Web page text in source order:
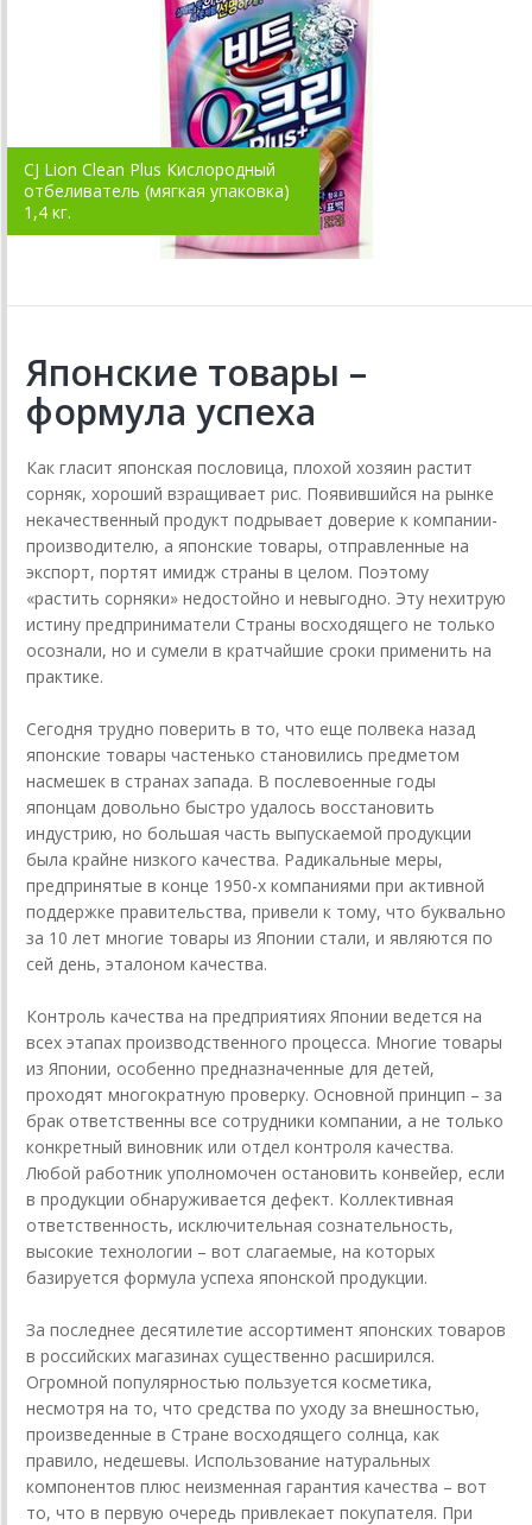
CJ Lion Clean Plus Кислородный
отбеливатель (мягкая упаковка)
1,4 кг.
Японские товары –
формула успеха
Как гласит японская пословица, плохой хозяин растит
сорняк, хороший взращивает рис. Появившийся на рынке
некачественный продукт подрывает доверие к компании-
производителю, а японские товары, отправленные на
экспорт, портят имидж страны в целом. Поэтому
«растить сорняки» недостойно и невыгодно. Эту нехитрую
истину предприниматели Страны восходящего не только
осознали, но и сумели в кратчайшие сроки применить на
практике.
Сегодня трудно поверить в то, что еще полвека назад
японские товары частенько становились предметом
насмешек в странах запада. В послевоенные годы
японцам довольно быстро удалось восстановить
индустрию, но большая часть выпускаемой продукции
была крайне низкого качества. Радикальные меры,
предпринятые в конце 1950-х компаниями при активной
поддержке правительства, привели к тому, что буквально
за 10 лет многие товары из Японии стали, и являются по
сей день, эталоном качества.
Контроль качества на предприятиях Японии ведется на
всех этапах производственного процесса. Многие товары
из Японии, особенно предназначенные для детей,
проходят многократную проверку. Основной принцип – за
брак ответственны все сотрудники компании, а не только
конкретный виновник или отдел контроля качества.
Любой работник уполномочен остановить конвейер, если
в продукции обнаруживается дефект. Коллективная
ответственность, исключительная сознательность,
высокие технологии – вот слагаемые, на которых
базируется формула успеха японской продукции.
За последнее десятилетие ассортимент японских товаров
в российских магазинах существенно расширился.
Огромной популярностью пользуется косметика,
несмотря на то, что средства по уходу за внешностью,
произведенные в Стране восходящего солнца, как
правило, недешевы. Использование натуральных
компонентов плюс неизменная гарантия качества – вот
то, что в первую очередь привлекает покупателя. При